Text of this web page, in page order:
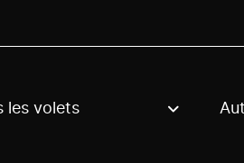
options to filter projects by
les volets